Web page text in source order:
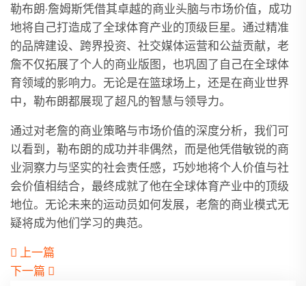
勒布朗·詹姆斯凭借其卓越的商业头脑与市场价值，成功
地将自己打造成了全球体育产业的顶级巨星。通过精准
的品牌建设、跨界投资、社交媒体运营和公益贡献，老
詹不仅拓展了个人的商业版图，也巩固了自己在全球体
育领域的影响力。无论是在篮球场上，还是在商业世界
中，勒布朗都展现了超凡的智慧与领导力。
通过对老詹的商业策略与市场价值的深度分析，我们可
以看到，勒布朗的成功并非偶然，而是他凭借敏锐的商
业洞察力与坚实的社会责任感，巧妙地将个人价值与社
会价值相结合，最终成就了他在全球体育产业中的顶级
地位。无论未来的运动员如何发展，老詹的商业模式无
疑将成为他们学习的典范。
上一篇
下一篇